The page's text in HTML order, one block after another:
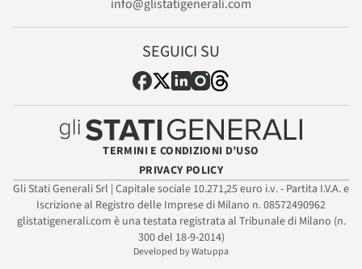
info@glistatigenerali.com
SEGUICI SU
TERMINI E CONDIZIONI D’USO
PRIVACY POLICY
Gli Stati Generali Srl | Capitale sociale 10.271,25 euro i.v. - Partita I.V.A. e
Iscrizione al Registro delle Imprese di Milano n. 08572490962
glistatigenerali.com è una testata registrata al Tribunale di Milano (n.
300 del 18-9-2014)
Developed by Watuppa